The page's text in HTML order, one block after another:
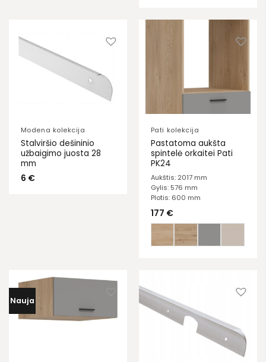
Modena kolekcija
Stalviršio dešininio
užbaigimo juosta 28
mm
6 €
Pati kolekcija
Pastatoma aukšta
spintelė orkaitei Pati
PK24
Aukštis: 2017 mm
Gylis: 576 mm
Plotis: 600 mm
177 €
Nauja